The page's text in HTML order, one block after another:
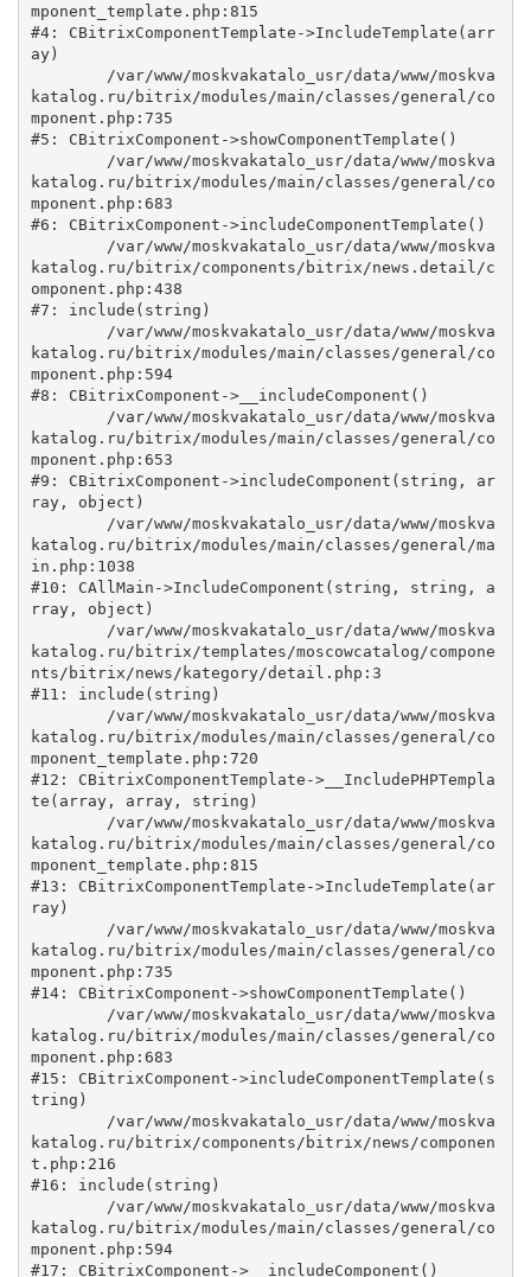
mponent_template.php:815
#4: CBitrixComponentTemplate->IncludeTemplate(arr
ay)
katalog.ru/bitrix/modules/main/classes/general/co
mponent.php:735
#5: CBitrixComponent->showComponentTemplate()
katalog.ru/bitrix/modules/main/classes/general/co
mponent.php:683
#6: CBitrixComponent->includeComponentTemplate()
katalog.ru/bitrix/components/bitrix/news.detail/c
omponent.php:438
#7: include(string)
katalog.ru/bitrix/modules/main/classes/general/co
mponent.php:594
#8: CBitrixComponent->__includeComponent()
katalog.ru/bitrix/modules/main/classes/general/co
mponent.php:653
#9: CBitrixComponent->includeComponent(string, ar
ray, object)
katalog.ru/bitrix/modules/main/classes/general/ma
in.php:1038
#10: CAllMain->IncludeComponent(string, string, a
rray, object)
katalog.ru/bitrix/templates/moscowcatalog/compone
nts/bitrix/news/kategory/detail.php:3
#11: include(string)
katalog.ru/bitrix/modules/main/classes/general/co
mponent_template.php:720
#12: CBitrixComponentTemplate->__IncludePHPTempla
te(array, array, string)
katalog.ru/bitrix/modules/main/classes/general/co
mponent_template.php:815
#13: CBitrixComponentTemplate->IncludeTemplate(ar
ray)
katalog.ru/bitrix/modules/main/classes/general/co
mponent.php:735
#14: CBitrixComponent->showComponentTemplate()
katalog.ru/bitrix/modules/main/classes/general/co
mponent.php:683
#15: CBitrixComponent->includeComponentTemplate(s
tring)
katalog.ru/bitrix/components/bitrix/news/componen
t.php:216
#16: include(string)
katalog.ru/bitrix/modules/main/classes/general/co
mponent.php:594
#17: CBitrixComponent->__includeComponent()